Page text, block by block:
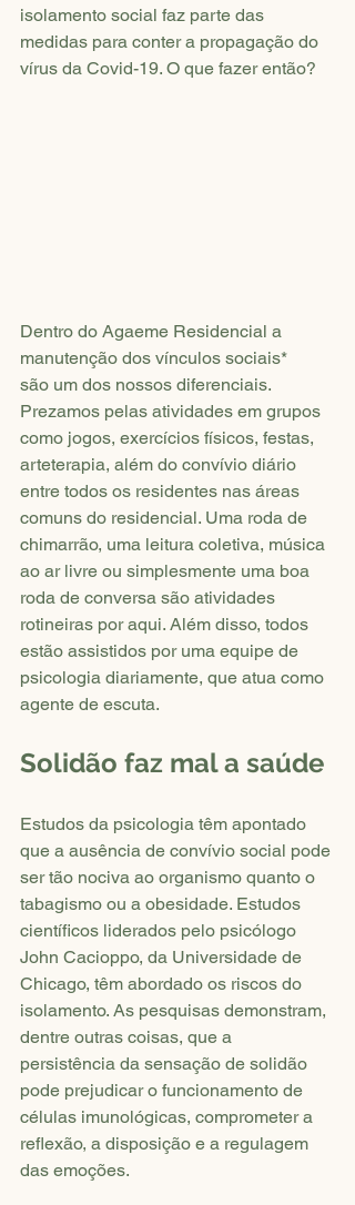
isolamento social faz parte das
medidas para conter a propagação do
vírus da Covid-19. O que fazer então?
Dentro do Agaeme Residencial a
manutenção dos vínculos sociais*
são um dos nossos diferenciais.
Prezamos pelas atividades em grupos
como jogos, exercícios físicos, festas,
arteterapia, além do convívio diário
entre todos os residentes nas áreas
comuns do residencial. Uma roda de
chimarrão, uma leitura coletiva, música
ao ar livre ou simplesmente uma boa
roda de conversa são atividades
rotineiras por aqui. Além disso, todos
estão assistidos por uma equipe de
psicologia diariamente, que atua como
agente de escuta.
Solidão faz mal a saúde
Estudos da psicologia têm apontado
que a ausência de convívio social pode
ser tão nociva ao organismo quanto o
tabagismo ou a obesidade. Estudos
científicos liderados pelo psicólogo
John Cacioppo, da Universidade de
Chicago, têm abordado os riscos do
isolamento. As pesquisas demonstram,
dentre outras coisas, que a
persistência da sensação de solidão
pode prejudicar o funcionamento de
células imunológicas, comprometer a
reflexão, a disposição e a regulagem
das emoções.